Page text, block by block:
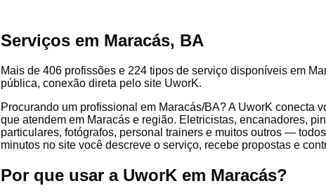
Serviços em Maracás, BA
Mais de 406 profissões e 224 tipos de serviço disponíveis em
pública, conexão direta pelo site UworK.
Procurando um profissional em Maracás/BA? A UworK conecta
que atendem em Maracás e região. Eletricistas, encanadores,
particulares, fotógrafos, personal trainers e muitos outros —
minutos no site você descreve o serviço, recebe propostas e
Por que usar a UworK em Maracás?